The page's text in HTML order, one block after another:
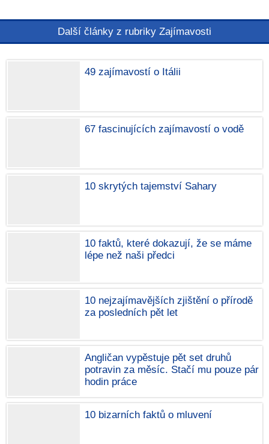
Další články z rubriky Zajímavosti
49 zajímavostí o Itálii
67 fascinujících zajímavostí o vodě
10 skrytých tajemství Sahary
10 faktů, které dokazují, že se máme
lépe než naši předci
10 nejzajímavějších zjištění o přírodě
za posledních pět let
Angličan vypěstuje pět set druhů
potravin za měsíc. Stačí mu pouze pár
hodin práce
10 bizarních faktů o mluvení